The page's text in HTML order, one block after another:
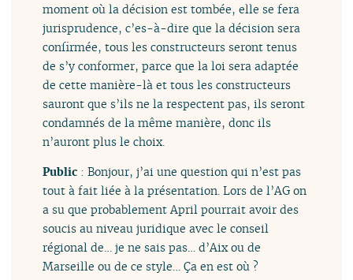
moment où la décision est tombée, elle se fera
jurisprudence, c’es-à-dire que la décision sera
confirmée, tous les constructeurs seront tenus
de s’y conformer, parce que la loi sera adaptée
de cette manière-là et tous les constructeurs
sauront que s’ils ne la respectent pas, ils seront
condamnés de la même manière, donc ils
n’auront plus le choix.
Public : Bonjour, j’ai une question qui n’est pas
tout à fait liée à la présentation. Lors de l’AG on
a su que probablement April pourrait avoir des
soucis au niveau juridique avec le conseil
régional de… je ne sais pas… d’Aix ou de
Marseille ou de ce style… Ça en est où ?